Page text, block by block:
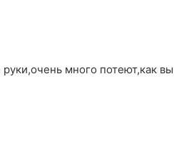
много потеют,как